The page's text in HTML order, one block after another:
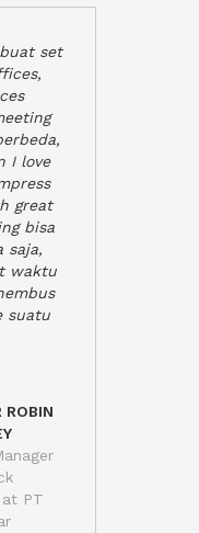
set
I love
great
bisa
saja,
waktu
suatu
ROBIN
at PT